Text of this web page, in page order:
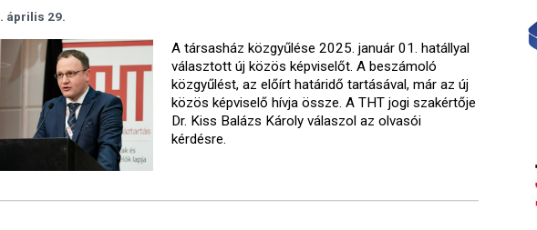
április 29.
A társasház közgyűlése 2025. január 01. hatállyal
választott új közös képviselőt. A beszámoló
közgyűlést, az előírt határidő tartásával, már az új
közös képviselő hívja össze. A THT jogi szakértője
Dr. Kiss Balázs Károly válaszol az olvasói
kérdésre.